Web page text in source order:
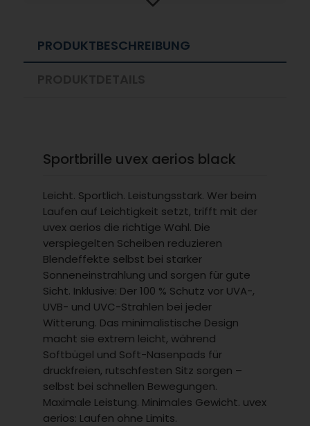
PRODUKTBESCHREIBUNG
Sportbrille uvex aerios black
Leicht. Sportlich. Leistungsstark. Wer beim
Laufen auf Leichtigkeit setzt, trifft mit der
uvex aerios die richtige Wahl. Die
verspiegelten Scheiben reduzieren
Blendeffekte selbst bei starker
Sonneneinstrahlung und sorgen für gute
Sicht. Inklusive: Der 100 % Schutz vor UVA-,
UVB- und UVC-Strahlen bei jeder
Witterung. Das minimalistische Design
macht sie extrem leicht, während
Softbügel und Soft-Nasenpads für
druckfreien, rutschfesten Sitz sorgen –
selbst bei schnellen Bewegungen.
Maximale Leistung. Minimales Gewicht. uvex
aerios: Laufen ohne Limits.